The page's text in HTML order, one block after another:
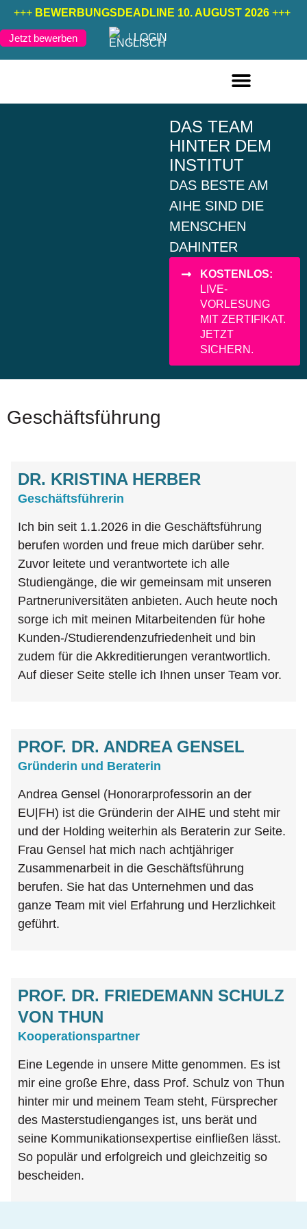
+++ BEWERBUNGSDEADLINE 10. AUGUST 2026 +++
Jetzt bewerben LOGIN
DAS TEAM
HINTER DEM
INSTITUT
DAS BESTE AM
AIHE SIND DIE
MENSCHEN
DAHINTER
KOSTENLOS:
LIVE-
VORLESUNG
MIT ZERTIFIKAT.
JETZT
SICHERN.
Geschäftsführung
DR. KRISTINA HERBER
Geschäftsführerin
Ich bin seit 1.1.2026 in die Geschäftsführung
berufen worden und freue mich darüber sehr.
Zuvor leitete und verantwortete ich alle
Studiengänge, die wir gemeinsam mit unseren
Partneruniversitäten anbieten. Auch heute noch
sorge ich mit meinen Mitarbeitenden für hohe
Kunden-/Studierendenzufriedenheit und bin
zudem für die Akkreditierungen verantwortlich.
Auf dieser Seite stelle ich Ihnen unser Team vor.
PROF. DR. ANDREA GENSEL
Gründerin und Beraterin
Andrea Gensel (Honorarprofessorin an der
EU|FH) ist die Gründerin der AIHE und steht mir
und der Holding weiterhin als Beraterin zur Seite.
Frau Gensel hat mich nach achtjähriger
Zusammenarbeit in die Geschäftsführung
berufen. Sie hat das Unternehmen und das
ganze Team mit viel Erfahrung und Herzlichkeit
geführt.
PROF. DR. FRIEDEMANN SCHULZ
VON THUN
Kooperationspartner
Eine Legende in unsere Mitte genommen. Es ist
mir eine große Ehre, dass Prof. Schulz von Thun
hinter mir und meinem Team steht, Fürsprecher
des Masterstudienganges ist, uns berät und
seine Kommunikationsexpertise einfließen lässt.
So populär und erfolgreich und gleichzeitig so
bescheiden.